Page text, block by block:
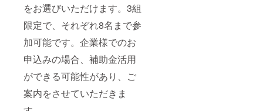
をお選びいただけます。3組
限定で、それぞれ8名まで参
加可能です。企業様でのお
申込みの場合、補助金活用
ができる可能性があり、ご
案内をさせていただきま